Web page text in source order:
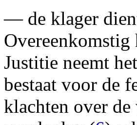
— de klager
Overeenkomstig
Justitie neemt
bestaat voor de
klachten over